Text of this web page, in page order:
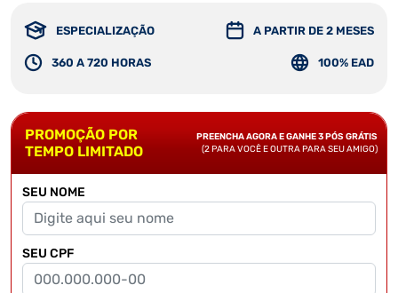
ESPECIALIZAÇÃO A PARTIR DE 2 MESES
360 A 720 HORAS 100% EAD
PROMOÇÃO POR
TEMPO LIMITADO
PREENCHA AGORA E GANHE 3 PÓS GRÁTIS
(2 PARA VOCÊ E OUTRA PARA SEU AMIGO)
SEU NOME
SEU CPF